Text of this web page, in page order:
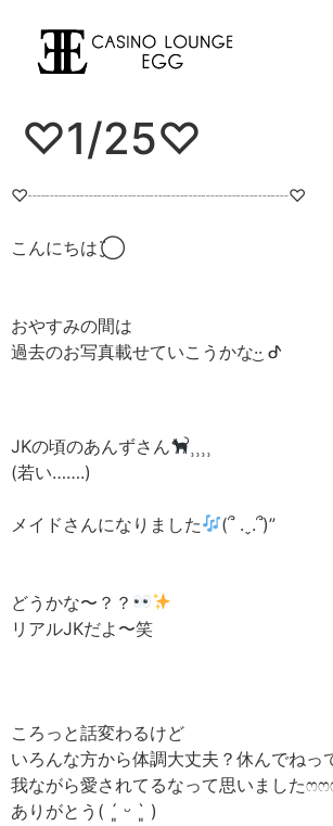
♡1/25♡
♡┈┈┈┈┈┈┈┈┈┈┈┈┈┈┈♡
こんにちは¨̮⃝
おやすみの間は
過去のお写真載せていこうかな·͜· ︎︎ᕷ
JKの頃のあんずさん
(若い…….)
メイドさんになりました (՞ .ˬ.՞)”‬
どうかな〜？？
リアルJKだよ〜笑
ころっと話変わるけど
いろんな方から体調大丈夫？休んでねっ
我ながら愛されてるなって思いました‪
ありがとう( ´͈ ᵕ `͈ )